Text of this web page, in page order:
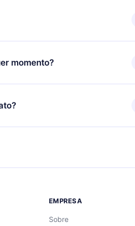
para anual, após confirmar a
aplicado e cobrado após o
a toda nossa biblioteca de 2500+
e português) que você pode ler ou
disponível para iOS, Android e
momento?
12min, você pode cancelar a
não ocorrerá.
.
EMPRESA
Sobre